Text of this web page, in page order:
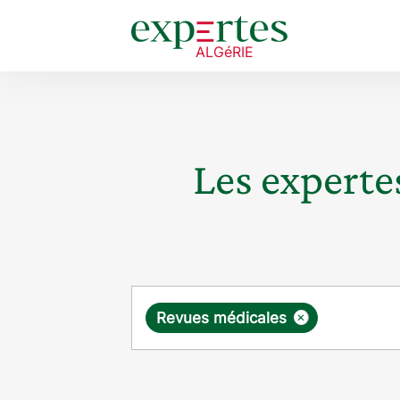
Les
Requête ×
Revues médicales